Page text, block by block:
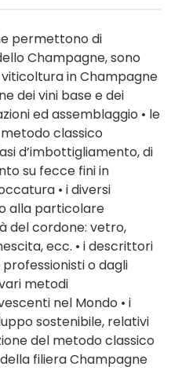
permettono di
Champagne, sono
in Champagne
dei vini base e dei
ed assemblaggio • le
classico
d’imbottigliamento, di
su fecce fini in
• i diversi
alla particolare
del cordone: vetro,
ecc. • i descrittori
o dagli
metodi
nel Mondo • i
sostenibile, relativi
del metodo classico
filiera Champagne